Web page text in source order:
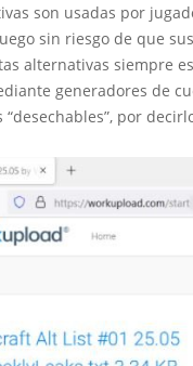
son usadas por
sin riesgo de que
alternativas siempre
generadores de
por